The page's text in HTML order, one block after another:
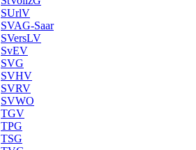
SUrlV
SVAG-Saar
SVersLV
SvEV
SVG
SVHV
SVRV
SVWO
TGV
TPG
TSG